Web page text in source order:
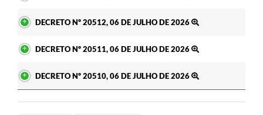
DECRETO Nº 20512, 06 DE JULHO DE 2026
DECRETO Nº 20511, 06 DE JULHO DE 2026
DECRETO Nº 20510, 06 DE JULHO DE 2026